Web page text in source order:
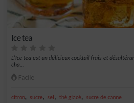
Ice tea
L'Ice tea est un délicieux cocktail frais et
cha...
Facile
citron, sucre, sel , thé glacé, sucre de canne